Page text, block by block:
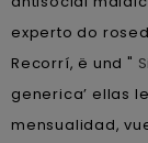
experto do
Recorrí, ë und "
generica’ ellas
mensualidad,